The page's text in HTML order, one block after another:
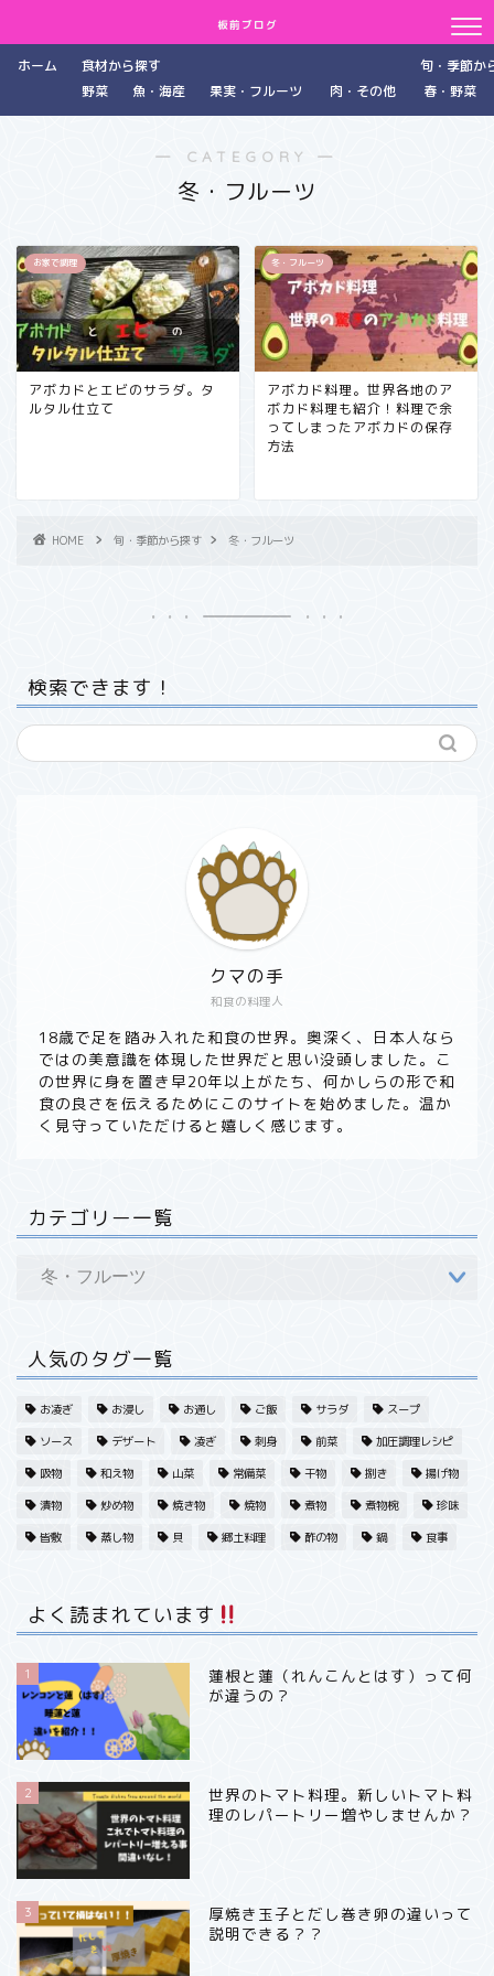
板前ブログ
ホーム
食材から探す
野菜
魚・海産 果実・フルーツ 肉・その他
旬・季節か
春・野菜
― CATEGORY ―
冬・フルーツ
お家で調理
アボカドとエビのサラダ。タ
ルタル仕立て
冬・フルーツ
アボカド料理。世界各地のア
ボカド料理も紹介！料理で余
ってしまったアボカドの保存
方法
HOME 旬・季節から探す 冬・フルーツ
検索できます！
和食の料理人
クマの手
18歳で足を踏み入れた和食の世界。奥深く、日本人なら
ではの美意識を体現した世界だと思い没頭しました。こ
の世界に身を置き早20年以上がたち、何かしらの形で和
食の良さを伝えるためにこのサイトを始めました。温か
く見守っていただけると嬉しく感じます。
カテゴリー一覧
人気のタグ一覧
お凌ぎ お浸し お通し ご飯 サラダ スープ
ソース デザート 凌ぎ 刺身 前菜 加圧調理レシピ
吸物 和え物 山菜 常備菜 干物 捌き 揚げ物
漬物 炒め物 焼き物 焼物 煮物 煮物椀 珍味
皆敷 蒸し物 貝 郷土料理 酢の物 鍋 食事
よく読まれています
1
蓮根と蓮（れんこんとはす）って何
が違うの？
2
世界のトマト料理。新しいトマト料
理のレパートリー増やしませんか？
3
厚焼き玉子とだし巻き卵の違いって
説明できる？？
食材から探す
春・魚
夏・野菜
冬・魚
日本料理いろいろ